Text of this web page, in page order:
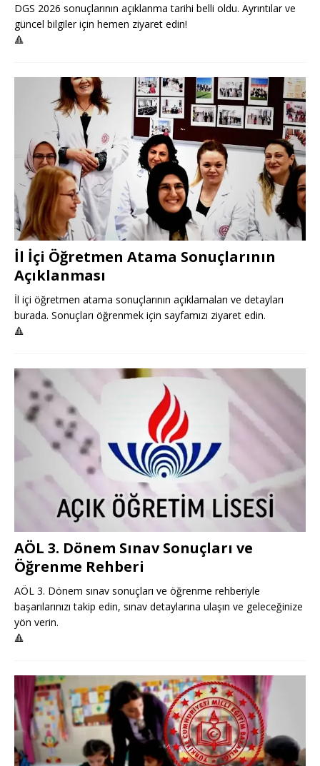
DGS 2026 sonuçlarının açıklanma tarihi belli oldu. Ayrıntılar ve
güncel bilgiler için hemen ziyaret edin!
🔺
İl İçi Öğretmen Atama Sonuçlarının
Açıklanması
İl içi öğretmen atama sonuçlarının açıklamaları ve detayları
burada. Sonuçları öğrenmek için sayfamızı ziyaret edin.
🔺
AÖL 3. Dönem Sınav Sonuçları ve
Öğrenme Rehberi
AÖL 3. Dönem sınav sonuçları ve öğrenme rehberiyle
başarılarınızı takip edin, sınav detaylarına ulaşın ve geleceğinize
yön verin.
🔺